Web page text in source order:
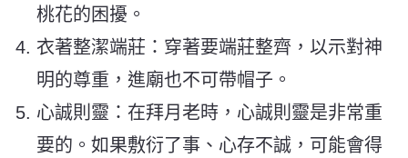
桃花的困擾。
衣著整潔端莊：穿著要端莊整齊，以示對神
明的尊重，進廟也不可帶帽子。
心誠則靈：在拜月老時，心誠則靈是非常重
要的。如果敷衍了事、心存不誠，可能會得